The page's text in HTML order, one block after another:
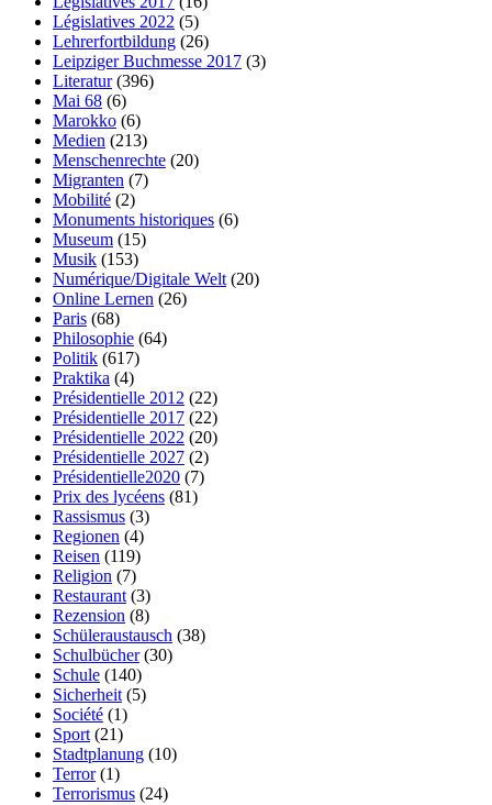
Législatives 2022 (5)
Lehrerfortbildung (26)
Leipziger Buchmesse 2017 (3)
Literatur(396)
Mai 68 (6)
Marokko (6)
Medien (213)
Menschenrechte (20)
Migranten (7)
Mobilité (2)
Monuments historiques (6)
Museum (15)
Musik (153)
Numérique/Digitale Welt (20)
Online Lernen (26)
Paris (68)
Philosophie (64)
Politik (617)
Praktika (4)
Présidentielle 2012 (22)
Présidentielle 2017 (22)
Présidentielle 2022 (20)
Présidentielle 2027 (2)
Présidentielle2020 (7)
Prix des lycéens (81)
Rassismus (3)
Regionen (4)
Reisen (119)
Religion (7)
Restaurant (3)
Rezension (8)
Schüleraustausch (38)
Schulbücher(30)
Schule (140)
Sicherheit (5)
Société (1)
Sport (21)
Stadtplanung (10)
Terror(1)
Terrorismus (24)